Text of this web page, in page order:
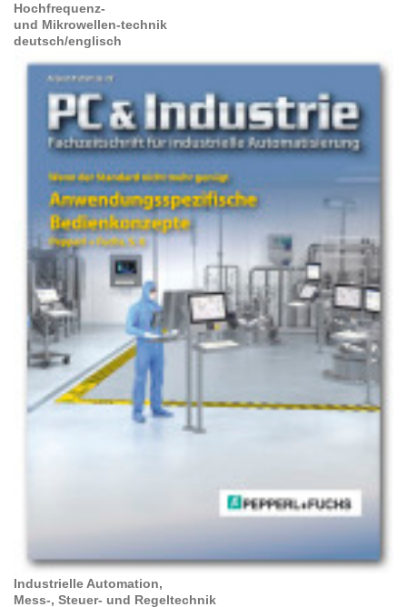
Hochfrequenz-
und Mikrowellen-technik
deutsch/englisch
Industrielle Automation,
Mess-, Steuer- und Regeltechnik